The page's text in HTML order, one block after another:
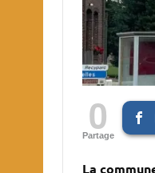
0
Partage
La